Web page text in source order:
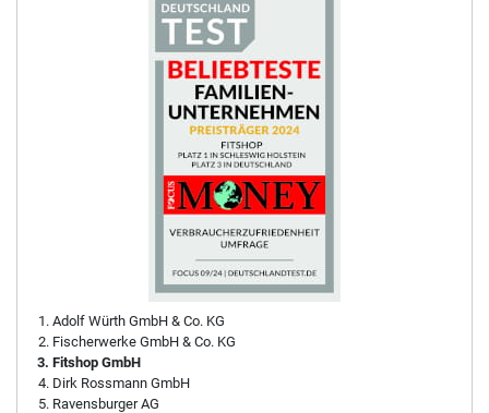
Adolf Würth GmbH & Co. KG
Fischerwerke GmbH & Co. KG
Fitshop GmbH
Dirk Rossmann GmbH
Ravensburger AG